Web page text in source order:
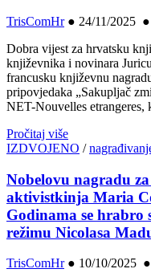
TrisComHr● 24/11/2025
Dobra vijest za hrvatsku
književnika i novinara
francusku književnu
pripovjedaka „Sakupljač
NET-Nouvelles etrangeres,
Pročitaj više
IZDVOJENO /
Nobelovu nagradu
aktivistkinja Maria
Godinama se
režimu Nicolasa
TrisComHr● 10/10/2025